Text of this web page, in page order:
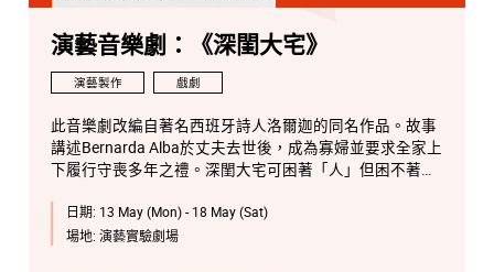
演藝音樂劇：《深閨大宅》
演藝製作 戲劇
此音樂劇改編自著名西班牙詩人洛爾迦的同名作品。故事
講述Bernarda Alba於丈夫去世後，成為寡婦並要求全家上
下履行守喪多年之禮。深閨大宅可困著「人」但困不著人
有魅力的單身男士提親，成為各人慾望膨脹的助力。面對
著重門深鎖的權力圍牆；慾望與權力的對抗，把各人推至
日期: 13 May (Mon) - 18 May (Sat)
場地: 演藝實驗劇場